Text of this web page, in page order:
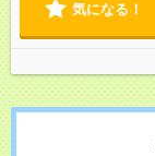
気になる！